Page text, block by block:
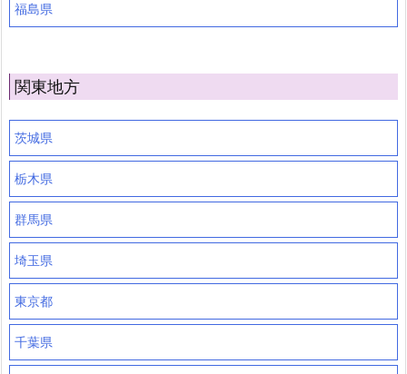
福島県
関東地方
茨城県
栃木県
群馬県
埼玉県
東京都
千葉県